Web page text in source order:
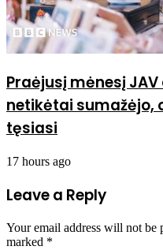
Praėjusį mėnesį
netikėtai sumažėjo,
tęsiasi
17 hours ago
Leave a Reply
Your email address will not be
marked *